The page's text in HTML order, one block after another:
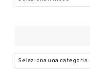
Categorie